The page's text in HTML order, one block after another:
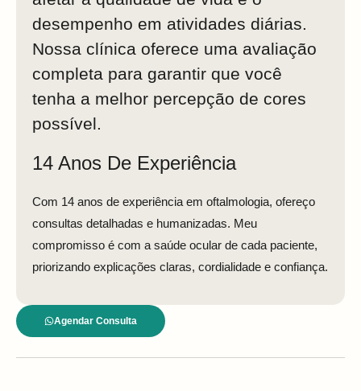
desempenho em atividades diárias.
Nossa clínica oferece uma avaliação
completa para garantir que você
tenha a melhor percepção de cores
possível.
14 Anos De Experiência
Com 14 anos de experiência em oftalmologia, ofereço
consultas detalhadas e humanizadas. Meu
compromisso é com a saúde ocular de cada paciente,
priorizando explicações claras, cordialidade e confiança.
Agendar Consulta